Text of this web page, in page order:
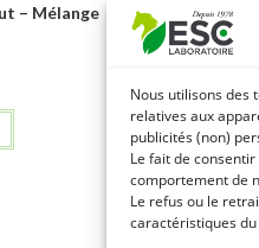
Nous utilisons des
relatives aux
publicités (non)
Le fait de
comportement de
Le refus ou le
caractéristiques
– Mélange
GINKGO
circulation